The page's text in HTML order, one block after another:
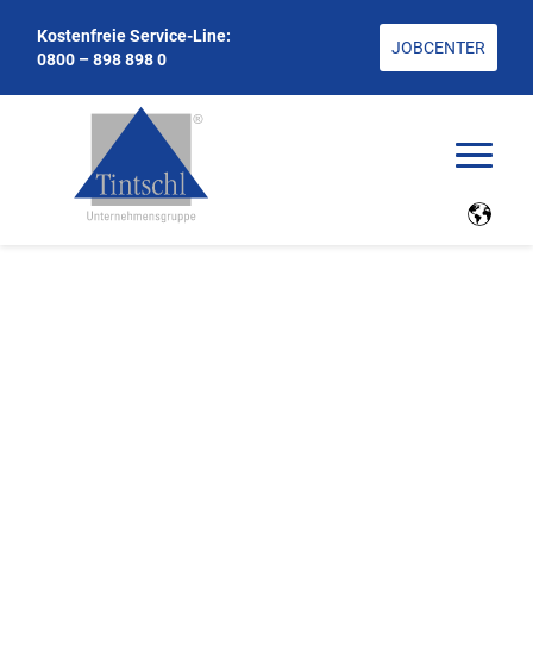
Kostenfreie Service-Line:
0800 – 898 898 0
JOBCENTER